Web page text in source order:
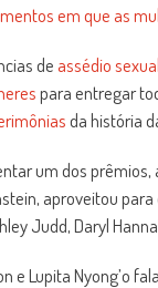
em que as
de assédio
para entregar
da história
um dos
aproveitou
Judd, Daryl
e Lupita Nyong’o